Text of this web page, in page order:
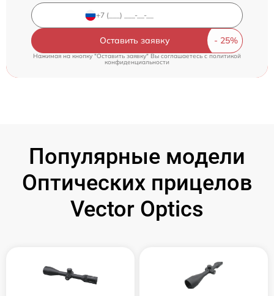
Оставить заявку
Нажимая на кнопку "Оставить заявку" Вы соглашаетесь cполитикой
конфиденциальности
Популярные модели
Оптических прицелов
Vector Optics